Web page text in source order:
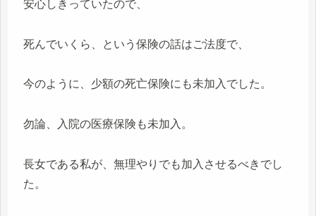
安心しきっていたので、
死んでいくら、という保険の話はご法度で、
今のように、少額の死亡保険にも未加入でした。
勿論、入院の医療保険も未加入。
長女である私が、無理やりでも加入させるべきでし
た。